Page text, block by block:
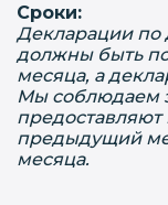
Сроки:
Декларации по
должны быть
месяца, а
Мы соблюдаем
предыдущий
месяца.